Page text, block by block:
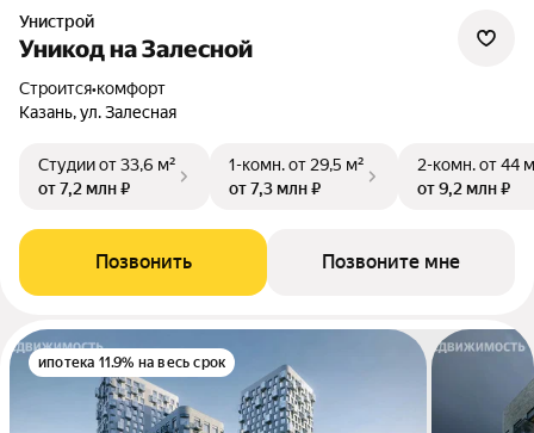
Унистрой
Уникод на Залесной
Строится•комфорт
Казань, ул. Залесная
Студииот 33,6 м²
от 7,2 млн ₽
1-комн.от 29,5 м²
от 7,3 млн ₽
2-комн.от 44
от 9,2 млн ₽
Позвонить Позвоните мне
ипотека 11.9% на весь срок